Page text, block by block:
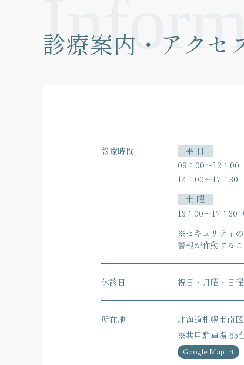
診療案内・アクセ
診療時間
平 日
09：00〜12：00
14：00〜17：30
土 曜
13：00〜17：30
※セキュリティ
警報が作動するこ
休診日 祝日・月曜・日曜
所在地
北海道札幌市南
※共用駐車場 65
Google Map